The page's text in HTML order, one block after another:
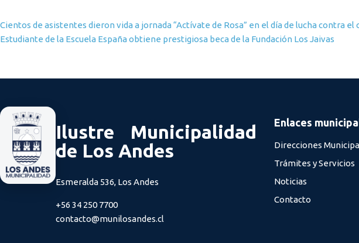
Navegación de entradas
Cientos de asistentes dieron vida a jornada “Actívate de Rosa” en el día de lucha contra el
Estudiante de la Escuela España obtiene prestigiosa beca de la Fundación Los Jaivas
Ilustre Municipalidad
de Los Andes
Esmeralda 536, Los Andes
+56 34 250 7700
contacto@munilosandes.cl
Enlaces
Direcciones
Trámites y Servicios
Noticias
Contacto